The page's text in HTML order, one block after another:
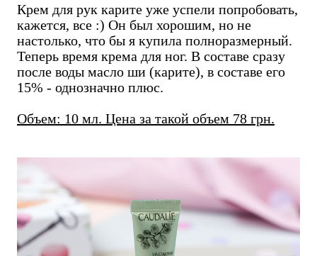
Крем для рук карите уже успели попробовать,
кажется, все :) Он был хорошим, но не
настолько, что бы я купила полноразмерный.
Теперь время крема для ног. В составе сразу
после воды масло ши (карите), в составе его
15% - однозначно плюс.
Объем: 10 мл. Цена за такой объем 78 грн.